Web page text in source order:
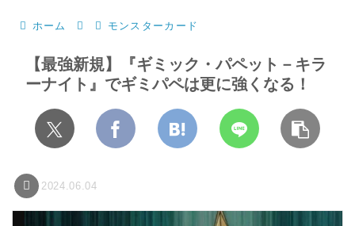
ホーム モンスターカード
【最強新規】『ギミック・パペット－キラ
ーナイト』でギミパペは更に強くなる！
2024.06.04